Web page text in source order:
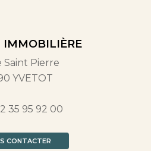
IMMOBILIÈRE
Saint Pierre
YVETOT
35 95 92 00
CONTACTER